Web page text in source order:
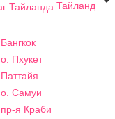
Тайланд
Бангкок
о. Пхукет
Паттайя
о. Самуи
пр-я Краби